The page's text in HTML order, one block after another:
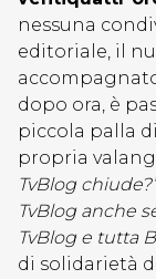
nessuna
editoriale, il
dopo ora, è
piccola palla
propria
TvBlog
TvBloganche
TvBloge tutta
di solidarietà